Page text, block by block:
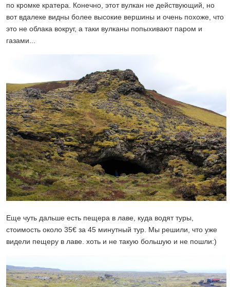
по кромке кратера. Конечно, этот вулкан не действующий, но
вот вдалеке видны более высокие вершины и очень похоже, что
это не облака вокруг, а таки вулканы попыхивают паром и
газами...
Еще чуть дальше есть пещера в лаве, куда водят туры,
стоимость около 35€ за 45 минутный тур. Мы решили, что уже
видели пещеру в лаве. хоть и не такую большую и не пошли:)